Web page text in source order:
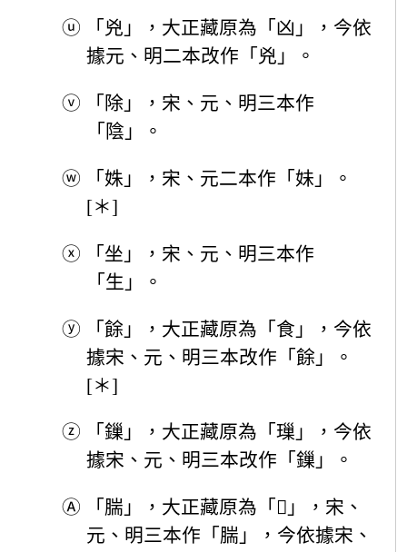
ⓤ
「兇」，大正藏原為「凶」，今依
據元、明二本改作「兇」。
ⓥ
「除」，宋、元、明三本作
「陰」。
ⓦ
「姝」，宋、元二本作「妹」。
[＊]
ⓧ
「坐」，宋、元、明三本作
「生」。
ⓨ
「餘」，大正藏原為「食」，今依
據宋、元、明三本改作「餘」。
[＊]
ⓩ
「鏁」，大正藏原為「璅」，今依
據宋、元、明三本改作「鏁」。
Ⓐ
「腨」，大正藏原為「𨄔」，宋、
元、明三本作「腨」，今依據宋、